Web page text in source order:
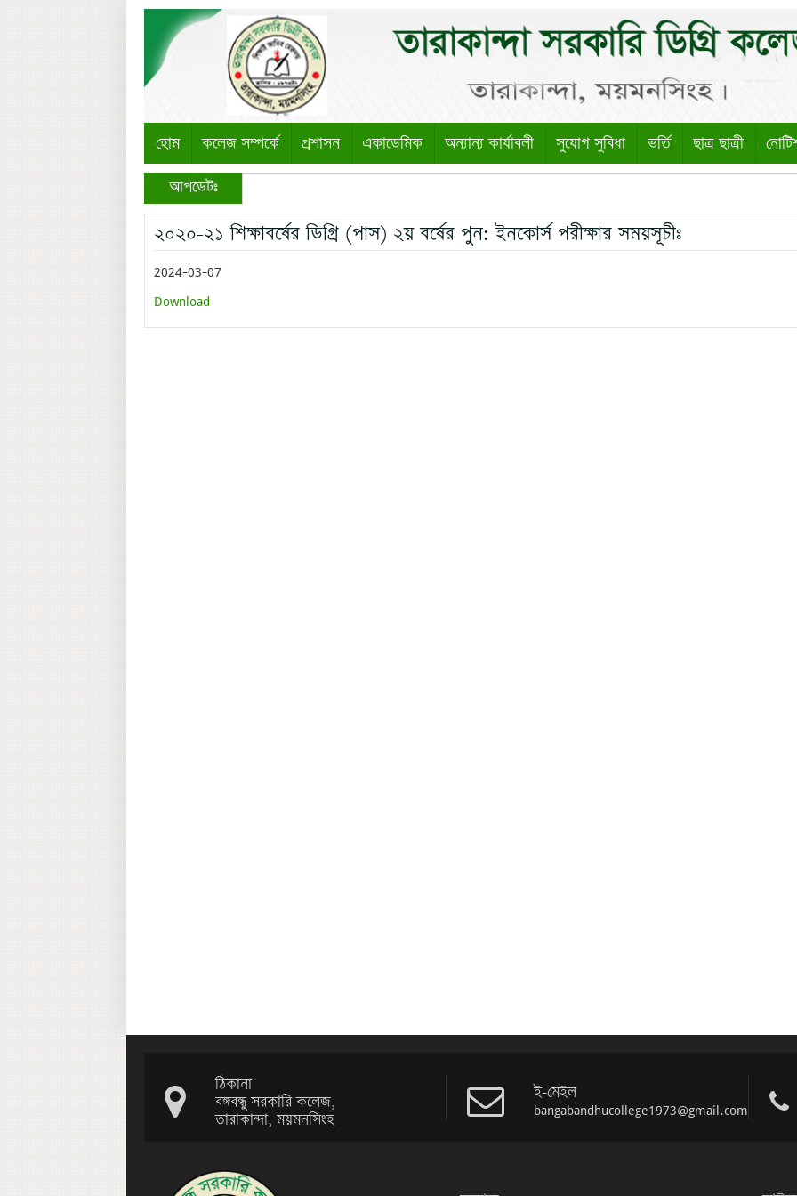
হোম কলেজ সম্পর্কে প্রশাসন একাডেমিক অন্যান্য কার্যাবলী সুযোগ সুবিধা ভর্তি ছাত্র ছাত্রী
আপডেটঃ
২০২০-২১ শিক্ষাবর্ষের ডিগ্রি (পাস) ২য় বর্ষের পুন: ইনকোর্স পরীক্ষার সময়সূচীঃ
2024-03-07
Download
ঠিকানা
বঙ্গবন্ধু সরকারি কলেজ,
তারাকান্দা, ময়মনসিংহ
ই-মেইল
bangabandhucollege1973@gmail.com